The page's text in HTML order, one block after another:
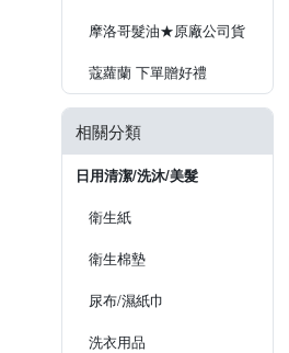
摩洛哥髮油★原廠公司貨
蔻蘿蘭 下單贈好禮
相關分類
日用清潔/洗沐/美髮
衛生紙
衛生棉墊
尿布/濕紙巾
洗衣用品
涼夏淨化季 滿額好禮三重送